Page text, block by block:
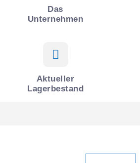
Das
Unternehmen
Aktueller
Lagerbestand